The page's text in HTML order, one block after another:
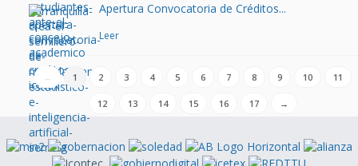
Apertura Convocatoria de Créditos...
Leer
← 1 2 3 4 5 6 7 8 9 10 11
12 13 14 15 16 17 →